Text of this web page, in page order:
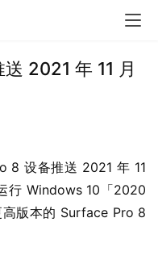
2021 年 11 月
8 设备推送 2021 年 11
行 Windows 10「2020
版本的 Surface Pro 8